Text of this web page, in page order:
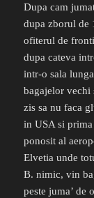
Dupa cam
dupa zborul de
ofiterul de
dupa cateva
intr-o sala
bagajelor vechi
zis sa nu faca
in USA si
ponosit al
Elvetia unde
B. nimic, vin
peste juma’ de